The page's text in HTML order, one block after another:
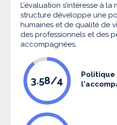
L’évaluation s’intéresse à
structure développe une
humaines et de qualité de
des professionnels et des
accompagnées.
3.58/4
Politique